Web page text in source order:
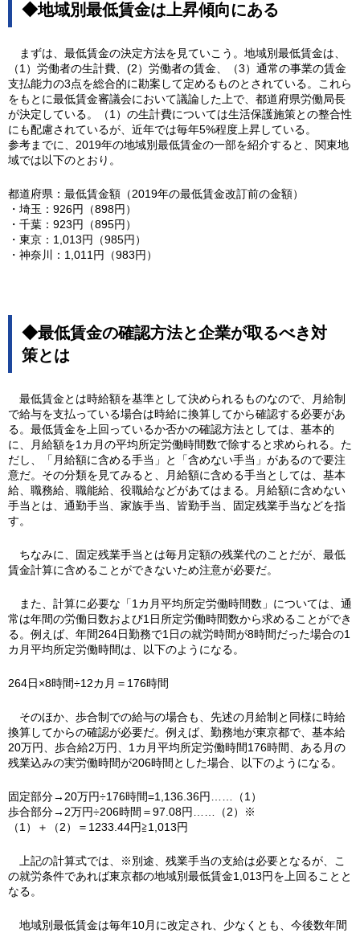
◆地域別最低賃金は上昇傾向にある
まずは、最低賃金の決定方法を見ていこう。地域別最低賃金は、
（1）労働者の生計費、(2）労働者の賃金、（3）通常の事業の賃金
支払能力の3点を総合的に勘案して定めるものとされている。これら
をもとに最低賃金審議会において議論した上で、都道府県労働局長
が決定している。（1）の生計費については生活保護施策との整合性
にも配慮されているが、近年では毎年5%程度上昇している。
参考までに、2019年の地域別最低賃金の一部を紹介すると、関東地
域では以下のとおり。
都道府県：最低賃金額（2019年の最低賃金改訂前の金額）
・埼玉：926円（898円）
・千葉：923円（895円）
・東京：1,013円（985円）
・神奈川：1,011円（983円）
◆最低賃金の確認方法と企業が取るべき対
策とは
最低賃金とは時給額を基準として決められるものなので、月給制
で給与を支払っている場合は時給に換算してから確認する必要があ
る。最低賃金を上回っているか否かの確認方法としては、基本的
に、月給額を1カ月の平均所定労働時間数で除すると求められる。た
だし、「月給額に含める手当」と「含めない手当」があるので要注
意だ。その分類を見てみると、月給額に含める手当としては、基本
給、職務給、職能給、役職給などがあてはまる。月給額に含めない
手当とは、通勤手当、家族手当、皆勤手当、固定残業手当などを指
す。
ちなみに、固定残業手当とは毎月定額の残業代のことだが、最低
賃金計算に含めることができないため注意が必要だ。
また、計算に必要な「1カ月平均所定労働時間数」については、通
常は年間の労働日数および1日所定労働時間数から求めることができ
る。例えば、年間264日勤務で1日の就労時間が8時間だった場合の1
カ月平均所定労働時間は、以下のようになる。
264日×8時間÷12カ月＝176時間
そのほか、歩合制での給与の場合も、先述の月給制と同様に時給
換算してからの確認が必要だ。例えば、勤務地が東京都で、基本給
20万円、歩合給2万円、1カ月平均所定労働時間176時間、ある月の
残業込みの実労働時間が206時間とした場合、以下のようになる。
固定部分→20万円÷176時間=1,136.36円……（1）
歩合部分→2万円÷206時間＝97.08円……（2）※
（1）＋（2）＝1233.44円≧1,013円
上記の計算式では、※別途、残業手当の支給は必要となるが、こ
の就労条件であれば東京都の地域別最低賃金1,013円を上回ることと
なる。
地域別最低賃金は毎年10月に改定され、少なくとも、今後数年間